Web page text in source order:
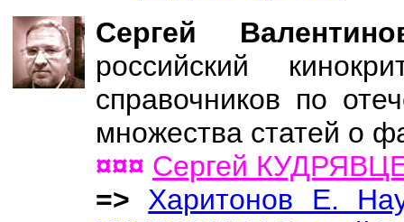
Сергей
российский
справочников по
множества статей о
¤¤¤ Сергей
=> Харитонов Е.